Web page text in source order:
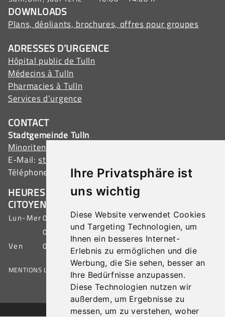
Ihre Privatsphäre ist
uns wichtig
Diese Website verwendet Cookies
und Targeting Technologien, um
Ihnen ein besseres Internet-
Erlebnis zu ermöglichen und die
Werbung, die Sie sehen, besser an
Ihre Bedürfnisse anzupassen.
Diese Technologien nutzen wir
außerdem, um Ergebnisse zu
messen, um zu verstehen, woher
DOWNLOADS
Plans, dépliants, brochures, offres pour groupes
ADRESSES D’URGENCE
Hôpital public de Tulln
Médecins à Tulln
Pharmacies à Tulln
Services d’urgence
CONTACT
Stadtgemeinde Tulln
Minoritenplatz 1, 3430 Tulln, Austria
E-Mail:stadtamt@tulln.gv.at
Téléphone :
+43 (0) 2272 690-0
HEURES D’OUVERTURE SERVICE AUX
CITOYENS
Lun-Mer07:00 - 15:30 h
08:00 - 19:00 h
Ven
07:00 - 12:00 h
MENTIONS LÉGALES PROTECTION DES DONNÉES | PLAN DU SITE
© 2026 Stadtgemeinde Tulln